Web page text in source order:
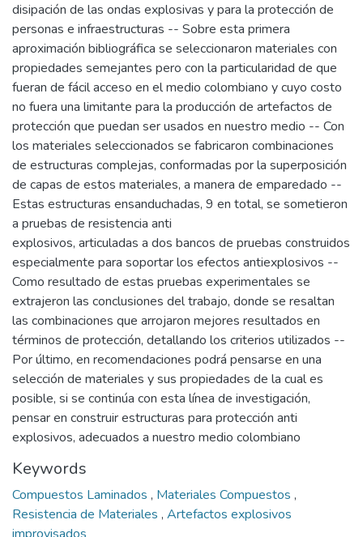
disipación de las ondas explosivas y para la protección de
personas e infraestructuras -- Sobre esta primera
aproximación bibliográfica se seleccionaron materiales con
propiedades semejantes pero con la particularidad de que
fueran de fácil acceso en el medio colombiano y cuyo costo
no fuera una limitante para la producción de artefactos de
protección que puedan ser usados en nuestro medio -- Con
los materiales seleccionados se fabricaron combinaciones
de estructuras complejas, conformadas por la superposición
de capas de estos materiales, a manera de emparedado --
Estas estructuras ensanduchadas, 9 en total, se sometieron
a pruebas de resistencia anti
explosivos, articuladas a dos bancos de pruebas construidos
especialmente para soportar los efectos antiexplosivos --
Como resultado de estas pruebas experimentales se
extrajeron las conclusiones del trabajo, donde se resaltan
las combinaciones que arrojaron mejores resultados en
términos de protección, detallando los criterios utilizados --
Por último, en recomendaciones podrá pensarse en una
selección de materiales y sus propiedades de la cual es
posible, si se continúa con esta línea de investigación,
pensar en construir estructuras para protección anti
explosivos, adecuados a nuestro medio colombiano
Keywords
Compuestos Laminados , Materiales Compuestos ,
Resistencia de Materiales , Artefactos explosivos